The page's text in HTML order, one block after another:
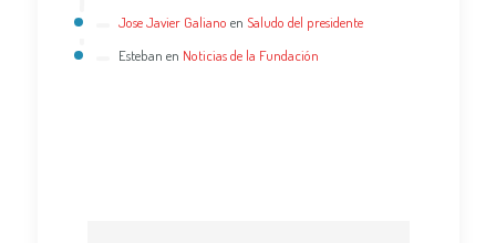
Jose Javier Galiano en Saludo del presidente
Esteban en Noticias de la Fundación